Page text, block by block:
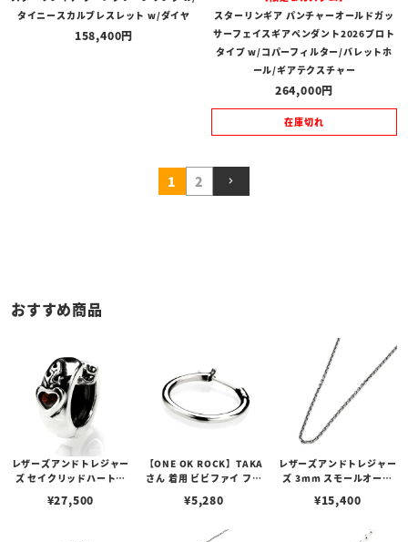
タイニースカルブレスレット w/ダイヤ
158,400
スターリンギア パンチャーオールドガッ
サーフェイスギアペンダント2026プロト
タイプ w/コパーフィルター/バレットホ
ール/ギアテクスチャー
264,000
在庫切れ
1 2
おすすめ商品
レザーズアンドトレジャー
ズ セイクリッドハートピ
¥27,500
【ONE OK ROCK】TAKA
さん 着用 ビビファイ フー
¥5,280
レザーズアンドトレジャー
ズ 3mm スモールオーバ
ブスタークラスプ＆LTロ
¥15,400